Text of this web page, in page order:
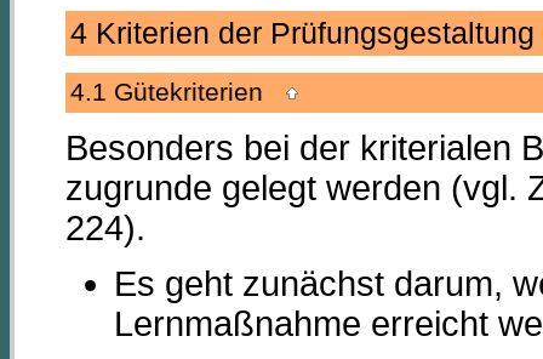
4 Kriterien der
4.1 Gütekriterien
Besonders bei der kriterialen
zugrunde gelegt werden (vgl.
224).
Es geht zunächst darum,
Lernmaßnahme erreicht